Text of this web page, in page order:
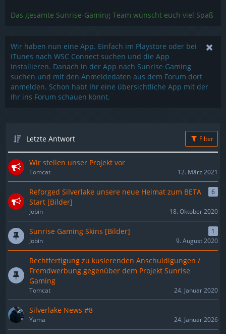
Das gesamte Sunrise-Gaming Team wünscht euch viel Spaß
Wir haben nun eine App. Einfach im Playstore oder bei
iTunes nach WSC Connect suchen und die App
installieren. Danach in der App nach Sunrise Gaming
suchen und mit den Anmeldedaten aus dem Forum dort
anmelden. Schon habt Ihr eine übersichtliche App mit der
Ihr ins Forum schauen könnt.
Letzte Antwort Filter
Wir stellen unser Projekt vor
Tomcat 12. März 2021
Reforged Silverlake unsere neue Heimat zum BETA
Start [Bilder]
6
Jobin 18. Oktober 2020
Sunrise Gaming Skins [Bilder]
1
Jobin
9. August 2020
Rechtfertigung zu kusierenden Anschuldigungen /
Fremdwerbung gegenüber dem Projekt Sunrise
Gaming
Tomcat 24. Januar 2020
Silverlake News #8
Yama 24. Januar 2026